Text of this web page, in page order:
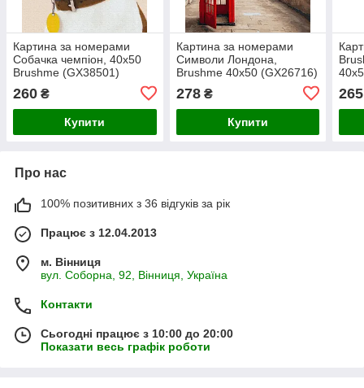
Картина за номерами
Собачка чемпіон, 40х50
Brushme (GX38501)
260 ₴
Купити
Картина за номерами
Символи Лондона,
Brushme 40х50 (GX26716)
278₴
Купити
265
Про нас
100% позитивних з 36 відгуків за рік
Працює з 12.04.2013
м. Вінниця
вул. Соборна, 92, Вінниця, Україна
Контакти
Сьогодні працює з 10:00 до 20:00
Показати весь графік роботи